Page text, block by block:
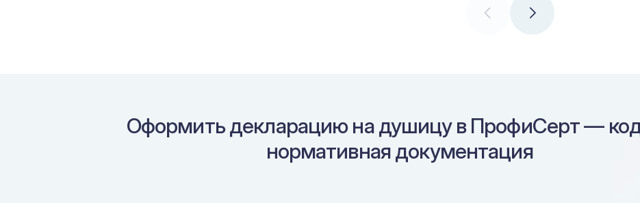
Оформить декларацию на душицу в ПрофиСерт —
нормативная документация